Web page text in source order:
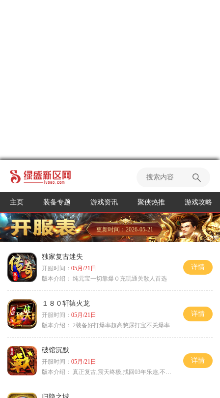
主页 装备专题 游戏资讯 聚侠热推 游戏攻略
更新时间：2026-05-21
独家复古迷失
开服时间： 05月/21日
版本介绍： 纯元宝一切靠爆０充玩通关散人首选
详情
１８０轩辕火龙
开服时间： 05月/21日
版本介绍： 2装备好打爆率超高憋尿打宝不关爆率
详情
破馆沉默
开服时间： 05月/21日
版本介绍： 真正复古,震天终极,找回03年乐趣,不搞花里胡
详情